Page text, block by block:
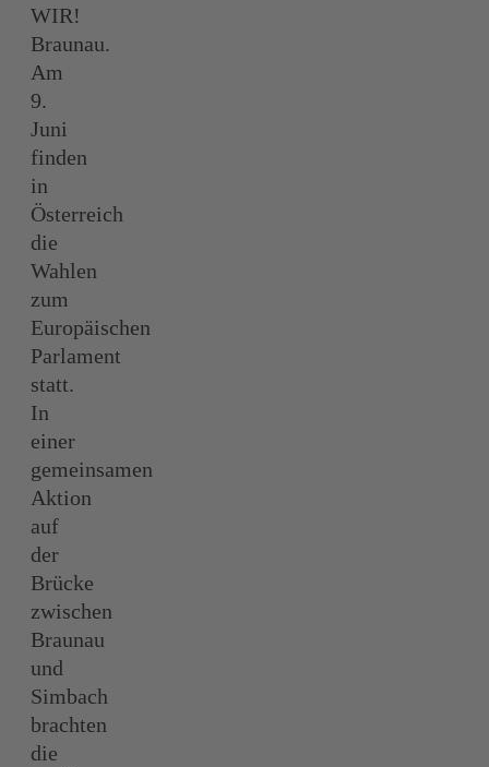
WIR!
Braunau.
Am
9.
Juni
finden
in
Österreich
die
Wahlen
zum
Europäischen
Parlament
statt.
In
einer
gemeinsamen
Aktion
auf
der
Brücke
zwischen
Braunau
und
Simbach
brachten
die